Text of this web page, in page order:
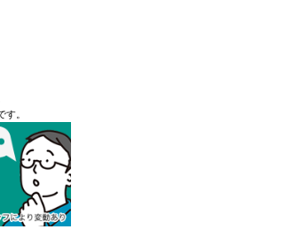
。